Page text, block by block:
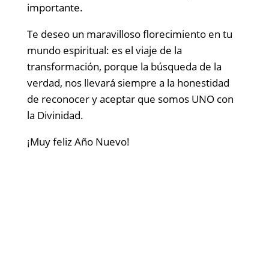
importante.
Te deseo un maravilloso florecimiento en tu
mundo espiritual: es el viaje de la
transformación, porque la búsqueda de la
verdad, nos llevará siempre a la honestidad
de reconocer y aceptar que somos UNO con
la Divinidad.
¡Muy feliz Año Nuevo!